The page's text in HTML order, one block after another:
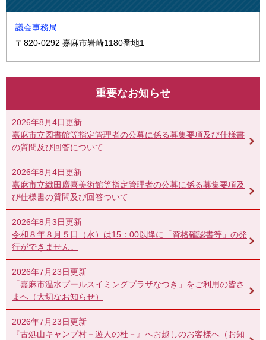
議会事務局
〒820-0292 嘉麻市岩崎1180番地1
重要なお知らせ
2026年8月4日更新
嘉麻市立図書館等指定管理者の公募に係る募集要項及び仕様書
の質問及び回答について
2026年8月4日更新
嘉麻市立織田廣喜美術館等指定管理者の公募に係る募集要項及
び仕様書の質問及び回答ついて
2026年8月3日更新
令和８年８月５日（水）は15：00以降に「資格確認書等」の発
行ができません。
2026年7月23日更新
「嘉麻市温水プールスイミングプラザなつき」をご利用の皆さ
まへ（大切なお知らせ）
2026年7月23日更新
『古処山キャンプ村－遊人の杜－』へお越しのお客様へ（お知